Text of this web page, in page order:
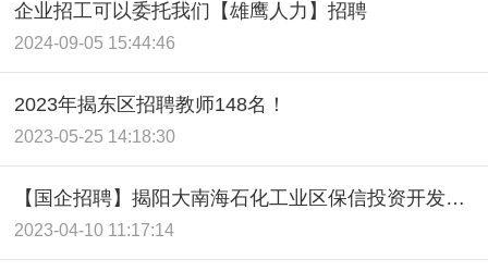
企业招工可以委托我们【雄鹰人力】招聘
2024-09-05 15:44:46
2023年揭东区招聘教师148名！
2023-05-25 14:18:30
【国企招聘】揭阳大南海石化工业区保信投资开发有限公司
2023-04-10 11:17:14